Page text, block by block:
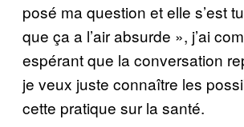
posé ma question et elle s’est
que ça a l’air absurde », j’ai
espérant que la conversation
je veux juste connaître les
cette pratique sur la santé.